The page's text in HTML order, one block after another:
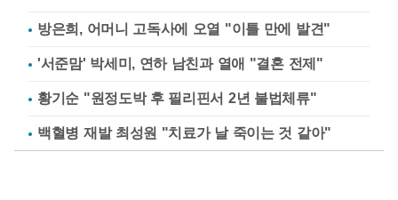
방은희, 어머니 고독사에 오열 "이틀 만에 발견"
'서준맘' 박세미, 연하 남친과 열애 "결혼 전제"
황기순 "원정도박 후 필리핀서 2년 불법체류"
백혈병 재발 최성원 "치료가 날 죽이는 것 같아"